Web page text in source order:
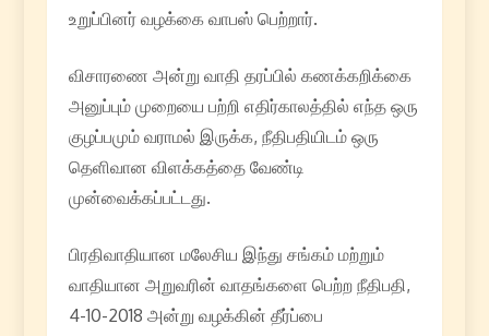
உறுப்பினர் வழக்கை வாபஸ் பெற்றார்.
விசாரணை அன்று வாதி தரப்பில் கணக்கறிக்கை
அனுப்பும் முறையை பற்றி எதிர்காலத்தில் எந்த ஒரு
குழப்பமும் வராமல் இருக்க, நீதிபதியிடம் ஒரு
தெளிவான விளக்கத்தை வேண்டி
முன்வைக்கப்பட்டது.
பிரதிவாதியான மலேசிய இந்து சங்கம் மற்றும்
வாதியான அறுவரின் வாதங்களை பெற்ற நீதிபதி,
4-10-2018 அன்று வழக்கின் தீர்ப்பை